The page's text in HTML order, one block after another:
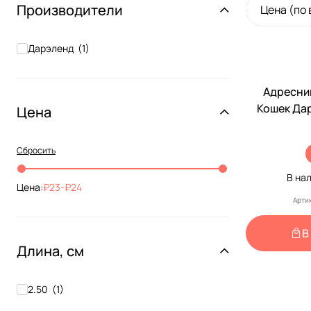
Производители
Дарэленд (1)
Цена
Сбросить
Цена: 23- 24
Длина, см
2.50 (1)
Цена (по
Кошек
Малое
В